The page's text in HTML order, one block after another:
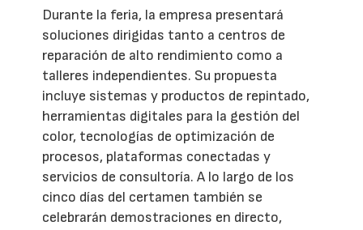
Durante la feria, la empresa presentará
soluciones dirigidas tanto a centros de
reparación de alto rendimiento como a
talleres independientes. Su propuesta
incluye sistemas y productos de repintado,
herramientas digitales para la gestión del
color, tecnologías de optimización de
procesos, plataformas conectadas y
servicios de consultoría. A lo largo de los
cinco días del certamen también se
celebrarán demostraciones en directo,